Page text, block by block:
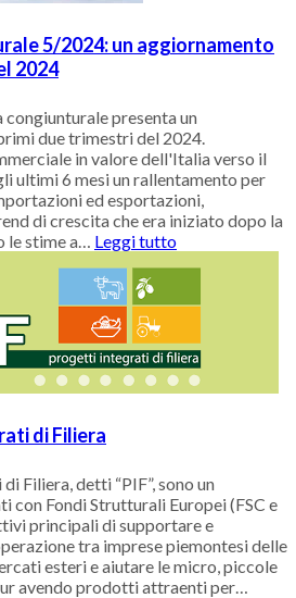
5/2024: un aggiornamento
2024
presenta un
due trimestri del 2024.
in valore dell'Italia verso il
ultimi 6 mesi un rallentamento per
ed esportazioni,
di crescita che era iniziato dopo la
le stime a… Leggi tutto
di Filiera
Filiera, detti “PIF”, sono un
con Fondi Strutturali Europei (FSC e
principali di supportare e
tra imprese piemontesi delle
esteri e aiutare le micro, piccole
avendo prodotti attraenti per…